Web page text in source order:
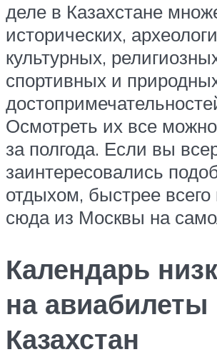
деле в Казахстане
исторических,
культурных,
спортивных и
Осмотреть их все
за полгода. Если вы
заинтересовались
отдыхом, быстрее всего
сюда из Москвы на
Календарь
на
Казахстан